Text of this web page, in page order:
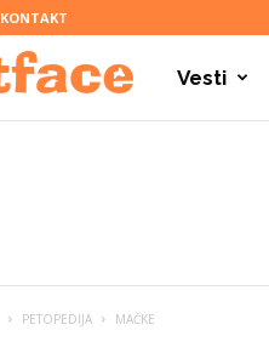
KONTAKT
Vesti
PETOPEDIJA MAČKE